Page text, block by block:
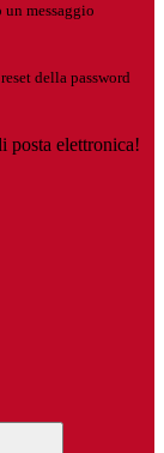
messaggio
della password
posta elettronica!